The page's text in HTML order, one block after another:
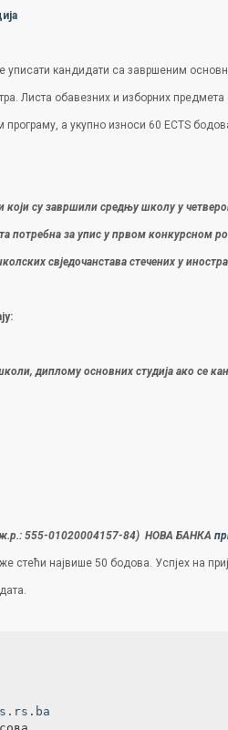
уписати кандидати са завршеним
Листа обавезних и изборних
програму, а укупно износи 60 ЕCTS
који су завршили средњу школу у
потребна за упис у првом конкурсном
свједочанстава стечених у
диплому основних студија ако се
555-01020004157-84) НОВА БАНКА
стећи највише 50 бодова. Успјех на